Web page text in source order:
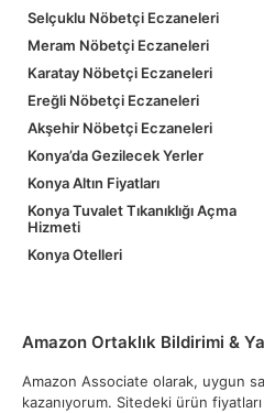
Selçuklu Nöbetçi Eczaneleri
Meram Nöbetçi Eczaneleri
Karatay Nöbetçi Eczaneleri
Ereğli Nöbetçi Eczaneleri
Akşehir Nöbetçi Eczaneleri
Konya’da Gezilecek Yerler
Konya Altın Fiyatları
Konya Tuvalet Tıkanıklığı Açma
Hizmeti
Konya Otelleri
Amazon Ortaklık Bildirimi &
Amazon Associate olarak, uygun
kazanıyorum. Sitedeki ürün